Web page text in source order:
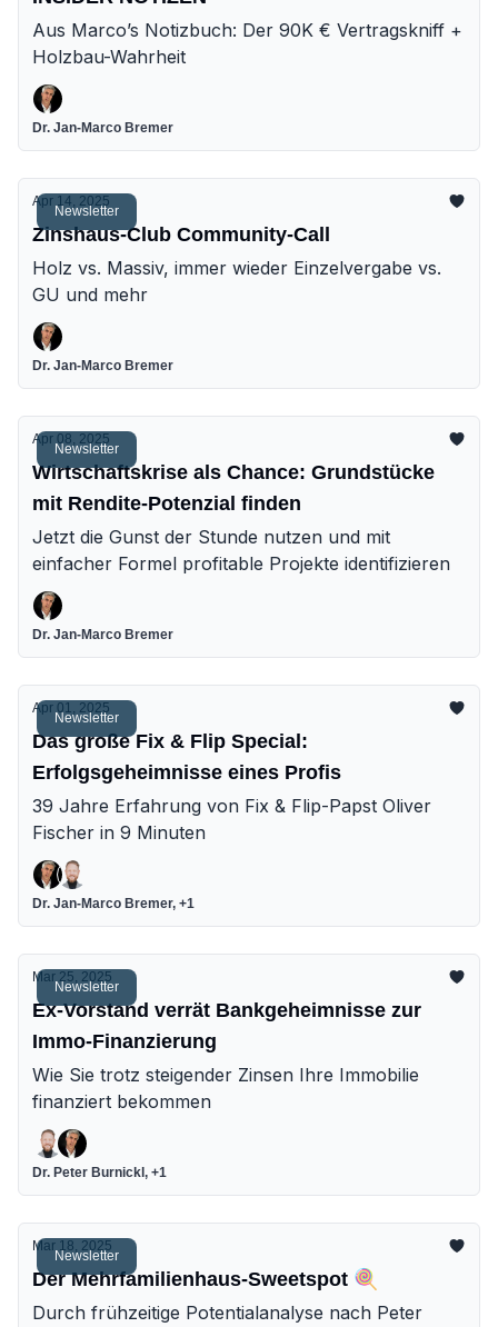
Aus Marco’s Notizbuch: Der 90K € Vertragskniff +
Holzbau-Wahrheit
Dr. Jan-Marco Bremer
Newsletter
Apr 14, 2025
Zinshaus-Club Community-Call
Holz vs. Massiv, immer wieder Einzelvergabe vs.
GU und mehr
Dr. Jan-Marco Bremer
Newsletter
Apr 08, 2025
Wirtschaftskrise als Chance: Grundstücke
mit Rendite-Potenzial finden
Jetzt die Gunst der Stunde nutzen und mit
einfacher Formel profitable Projekte identifizieren
Dr. Jan-Marco Bremer
Newsletter
Apr 01, 2025
Das große Fix & Flip Special:
Erfolgsgeheimnisse eines Profis
39 Jahre Erfahrung von Fix & Flip-Papst Oliver
Fischer in 9 Minuten
Dr. Jan-Marco Bremer, +1
Newsletter
Mar 25, 2025
Ex-Vorstand verrät Bankgeheimnisse zur
Immo-Finanzierung
Wie Sie trotz steigender Zinsen Ihre Immobilie
finanziert bekommen
Dr. Peter Burnickl, +1
Newsletter
Mar 18, 2025
Der Mehrfamilienhaus-Sweetspot 🍭
Durch frühzeitige Potentialanalyse nach Peter